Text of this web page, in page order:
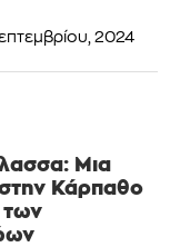
2024
Μια
Κάρπαθο
των